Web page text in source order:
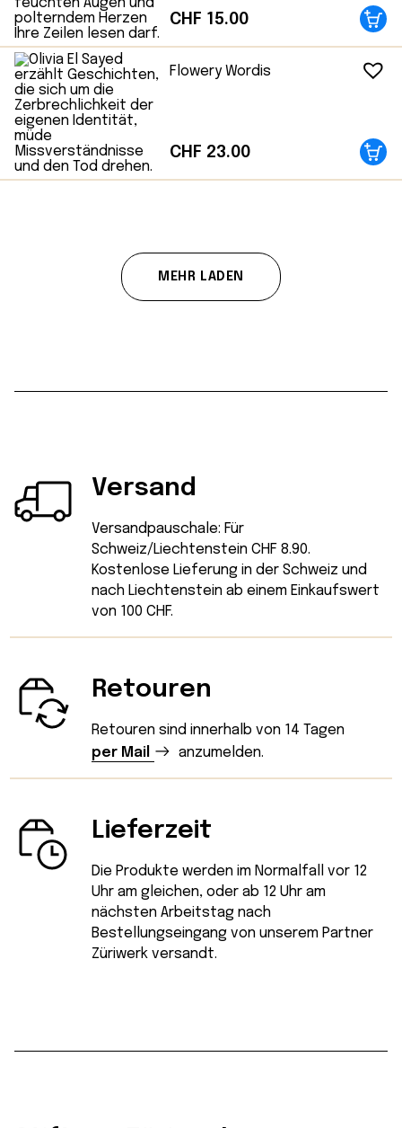
CHF 15.00
Flowery Wordis
CHF 23.00
MEHR LADEN
Versand
Versandpauschale: Für
Schweiz/Liechtenstein CHF 8.90.
Kostenlose Lieferung in der Schweiz und
nach Liechtenstein ab einem Einkaufswert
von 100 CHF.
Retouren
Retouren sind innerhalb von 14 Tagen
per Mail
anzumelden.
Lieferzeit
Die Produkte werden im Normalfall vor 12
Uhr am gleichen, oder ab 12 Uhr am
nächsten Arbeitstag nach
Bestellungseingang von unserem Partner
Züriwerk versandt.